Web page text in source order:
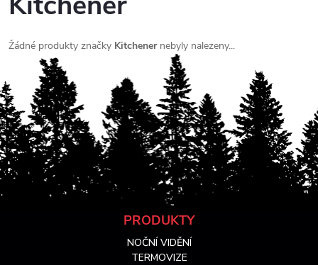
Žádné produkty značky Kitchenernebyly nalezeny...
PRODUKTY
NOČNÍ VIDĚNÍ
TERMOVIZE